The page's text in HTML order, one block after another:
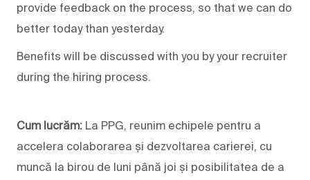
provide feedback on the process, so that we can do
better today than yesterday.
Benefits will be discussed with you by your recruiter
during the hiring process.
Cum lucrăm: La PPG, reunim echipele pentru a
accelera colaborarea și dezvoltarea carierei, cu
muncă la birou de luni până joi și posibilitatea de a